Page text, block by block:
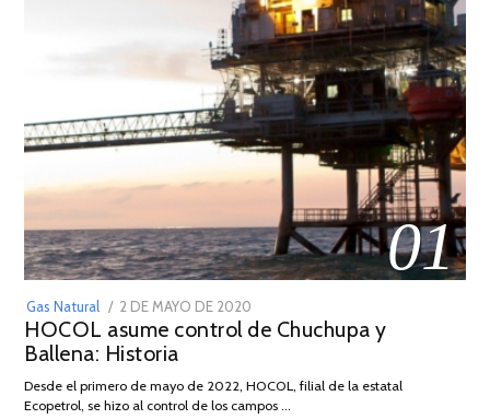
01
Gas Natural
POSTED
ON
2 DE MAYO DE 2020
DE
2026
HOCOL asume control de Chuchupa y
Ballena: Historia
Desde el primero de mayo de 2022, HOCOL, filial de la estatal
Ecopetrol, se hizo al control de los campos …